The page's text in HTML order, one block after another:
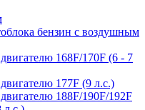
бензин с воздушным
168F/170F (6 - 7
177F (9 л.с.)
188F/190F/192F